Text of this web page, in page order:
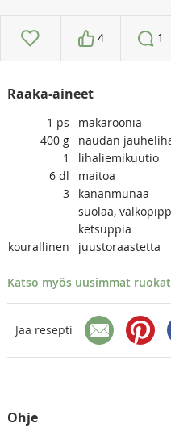
4 1
Raaka-aineet
1 ps
makaroonia
400 g
naudan
1
lihaliemikuutio
6 dl
maitoa
3
kananmunaa
suolaa,
ketsuppia
kourallinen
juustoraastetta
Katso myös uusimmat
Jaa resepti
Ohje